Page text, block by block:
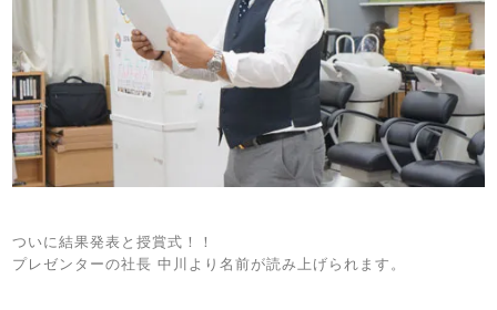
ついに結果発表と授賞式！！
プレゼンターの社長 中川より名前が読み上げられます。